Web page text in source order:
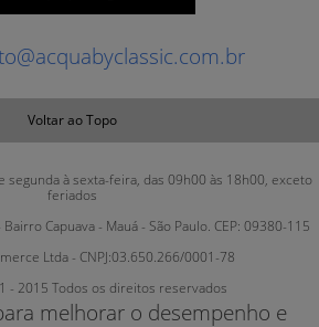
Voltar ao Topo
à sexta-feira, das 09h00 às 18h00, exceto
feriados
Capuava - Mauá - São Paulo. CEP: 09380-115
Ltda - CNPJ:03.650.266/0001-78
- 2015 Todos os direitos reservados
melhorar o desempenho e